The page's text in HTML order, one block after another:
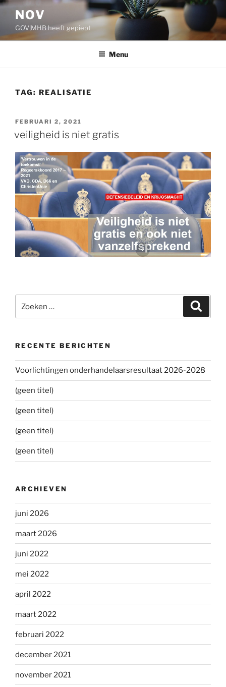
Ga
inhoud
NOV
GOV|MHB heeft gepiept
Menu
TAG: REALISATIE
GEPLAATST
FEBRUARI 2, 2021
veiligheid is niet gratis
naar:
RECENTE BERICHTEN
Voorlichtingen onderhandelaarsresultaat 2026-2028
(geen titel)
(geen titel)
(geen titel)
(geen titel)
ARCHIEVEN
juni 2026
maart 2026
juni 2022
mei 2022
april 2022
maart 2022
februari 2022
december 2021
november 2021